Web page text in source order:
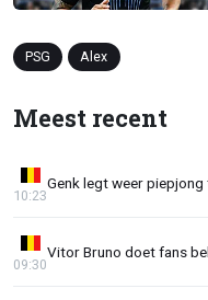
PSG Alex
Meest recent
Genk legt weer
10:23
Vitor Bruno doet fans
09:30